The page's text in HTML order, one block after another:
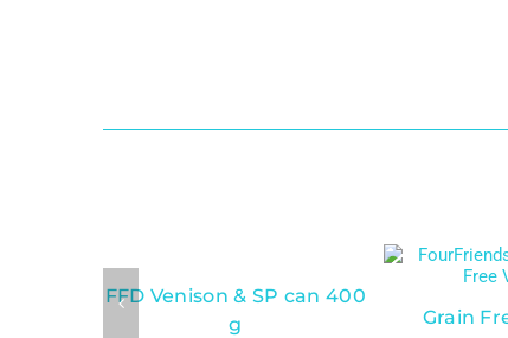
FFD Venison & SP can 400
g
Grain